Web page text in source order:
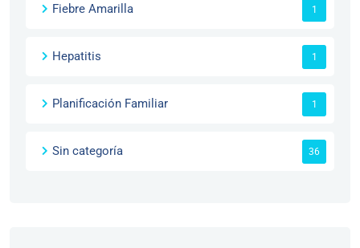
Fiebre Amarilla 1
Hepatitis 1
Planificación Familiar 1
Sin categoría 36